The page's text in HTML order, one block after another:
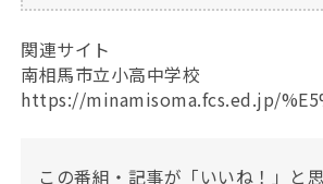
関連サイト
南相馬市立小高中学校
https://minamisoma.fcs.ed.jp/
この番組・記事が「いいね！」と